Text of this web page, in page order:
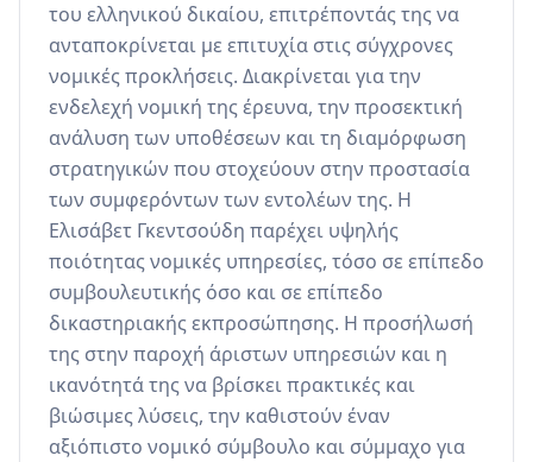
του ελληνικού δικαίου, επιτρέποντάς της να
ανταποκρίνεται με επιτυχία στις σύγχρονες
νομικές προκλήσεις. Διακρίνεται για την
ενδελεχή νομική της έρευνα, την προσεκτική
ανάλυση των υποθέσεων και τη διαμόρφωση
στρατηγικών που στοχεύουν στην προστασία
των συμφερόντων των εντολέων της. Η
Ελισάβετ Γκεντσούδη παρέχει υψηλής
ποιότητας νομικές υπηρεσίες, τόσο σε επίπεδο
συμβουλευτικής όσο και σε επίπεδο
δικαστηριακής εκπροσώπησης. Η προσήλωσή
της στην παροχή άριστων υπηρεσιών και η
ικανότητά της να βρίσκει πρακτικές και
βιώσιμες λύσεις, την καθιστούν έναν
αξιόπιστο νομικό σύμβουλο και σύμμαχο για